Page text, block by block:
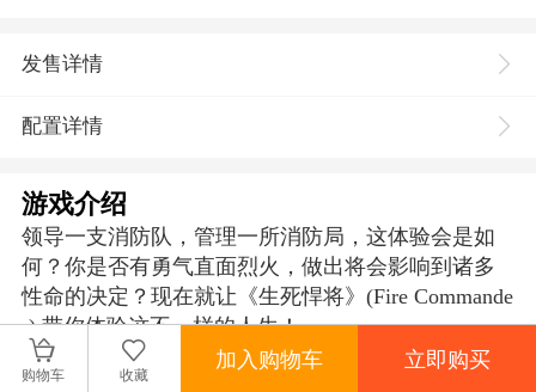
发售详情
配置详情
游戏介绍
领导一支消防队，管理一所消防局，这体验会是如
何？你是否有勇气直面烈火，做出将会影响到诸多
性命的决定？现在就让《生死悍将》(Fire Commande
r) 带你体验这不一样的人生！
THE MANY FACES OF FIREFIGHTING
购物车 收藏
加入购物车 立即购买